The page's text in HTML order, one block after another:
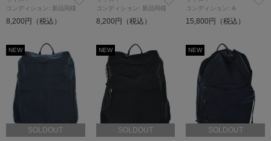
コンディション: 新品同様
8,200円（税込）
コンディション: 新品同様
8,200円（税込）
コンディション: A
15,800円（税込）
NEW
SOLDOUT
NEW
SOLDOUT
NEW
SOLDOUT